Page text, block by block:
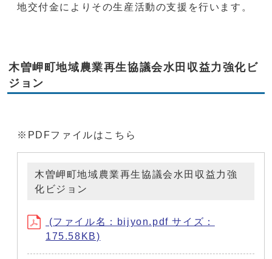
地交付金によりその生産活動の支援を行います。
木曽岬町地域農業再生協議会水田収益力強化ビ
ジョン
※PDFファイルはこちら
木曽岬町地域農業再生協議会水田収益力強
化ビジョン
(ファイル名：bijyon.pdf サイズ：
175.58KB)